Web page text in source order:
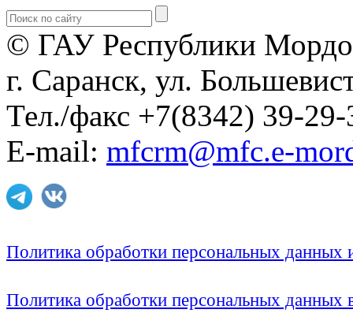
© ГАУ Республики
г. Саранск, ул.
Тел./факс +7(8342) 39-29-
E-mail: mfcrm@mfc.e-
Политика обработки персональных
Политика обработки персональных